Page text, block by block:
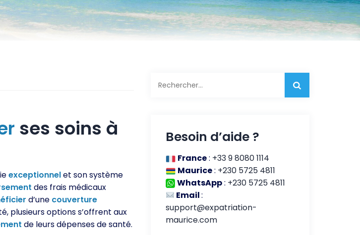
ses soins à
exceptionnelet son système
des frais médicaux
d’une couverture
plusieurs options s’offrent aux
de leurs dépenses de santé.
Besoin d’aide ?
France: +33 9 8080 1114
Maurice: +230 5725 4811
WhatsApp: +230 5725 4811
Email:
support@expatriation-
maurice.com